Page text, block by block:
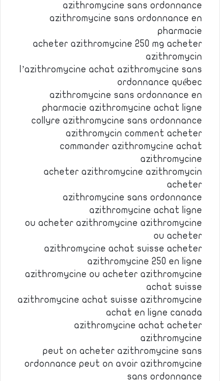
azithromycine sans ordonnance
azithromycine sans ordonnance en
pharmacie
acheter azithromycine 250 mg acheter
azithromycin
l’azithromycine achat azithromycine sans
ordonnance québec
azithromycine sans ordonnance en
pharmacie azithromycine achat ligne
collyre azithromycine sans ordonnance
azithromycin comment acheter
commander azithromycine achat
azithromycine
acheter azithromycine azithromycin
acheter
azithromycine sans ordonnance
azithromycine achat ligne
ou acheter azithromycine azithromycine
ou acheter
azithromycine achat suisse acheter
azithromycine 250 en ligne
azithromycine ou acheter azithromycine
achat suisse
azithromycine achat suisse azithromycine
achat en ligne canada
azithromycine achat acheter
azithromycine
peut on acheter azithromycine sans
ordonnance peut on avoir azithromycine
sans ordonnance